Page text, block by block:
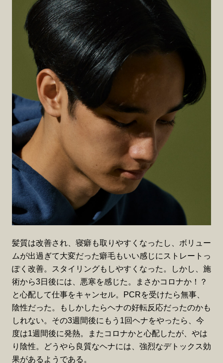
髪質は改善され、寝癖も取りやすくなったし、ボリュー
ムが出過ぎて大変だった癖毛もいい感じにストレートっ
ぽく改善。スタイリングもしやすくなった。しかし、施
術から3日後には、悪寒を感じた。まさかコロナか！？
と心配して仕事をキャンセル。PCRを受けたら無事、
陰性だった。もしかしたらヘナの好転反応だったのかも
しれない。その3週間後にもう1回ヘナをやったら、今
度は1週間後に発熱。またコロナかと心配したが、やは
り陰性。どうやら良質なヘナには、強烈なデトックス効
果があるようである。